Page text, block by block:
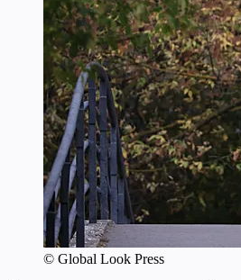
© Global Look Press